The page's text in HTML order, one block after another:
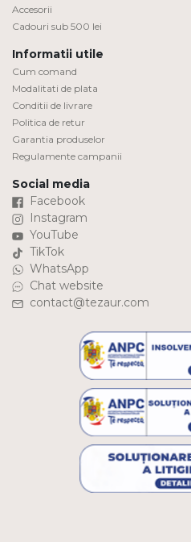
Accesorii
Cadouri sub 500 lei
Informatii utile
Cum comand
Modalitati de plata
Conditii de livrare
Politica de retur
Garantia produselor
Regulamente campanii
Social media
Facebook
Instagram
YouTube
TikTok
WhatsApp
Chat website
contact@tezaur.com